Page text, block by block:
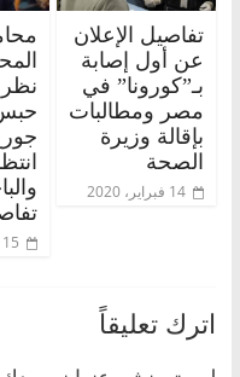
تفاصيل الإعلان
عن أول إصابة
بـ”كورونا” في
مصر ومطالبات
بإقالة وزيرة
الصحة
14 فبراير، 2020
15 فبراير، 2020
اترك تعليقاً